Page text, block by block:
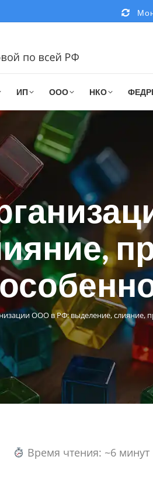
ИП ООО НКО
You are here:
ООО в РФ: выделение, слияние,
Время чтения: ~6 минут